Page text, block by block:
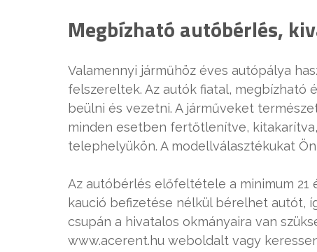
Megbízható autóbérlés,
Valamennyi járműhöz éves autópálya
felszereltek. Az autók fiatal,
beülni és vezetni. A járműveket
minden esetben fertőtlenítve,
telephelyükön. A modellválasztékukat
Az autóbérlés előfeltétele a minimum
kaució befizetése nélkül bérelhet autót,
csupán a hivatalos okmányaira van
www.acerent.hu weboldalt vagy